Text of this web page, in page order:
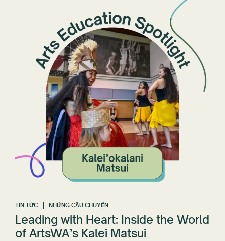
TIN TỨC NHỮNG CÂU CHUYỆN
Leading with Heart: Inside the World
of ArtsWA’s Kalei Matsui